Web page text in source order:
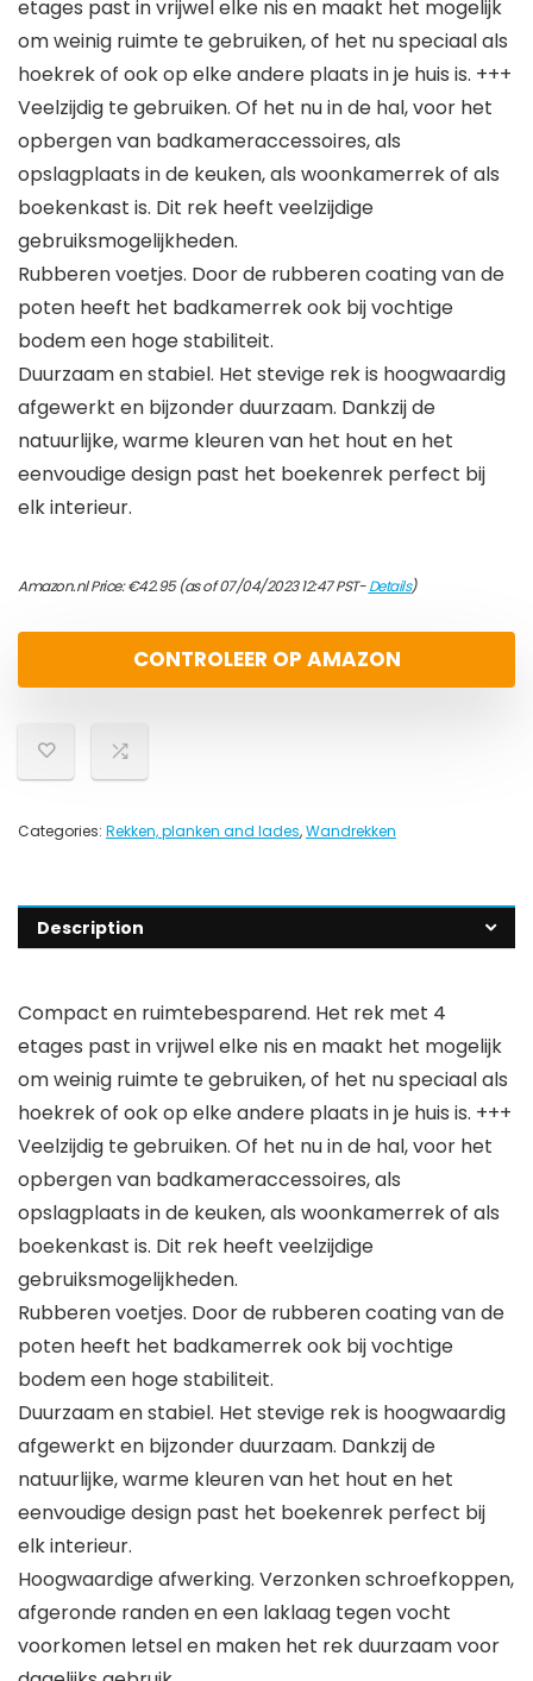
etages past in vrijwel elke nis en maakt het mogelijk
om weinig ruimte te gebruiken, of het nu speciaal als
hoekrek of ook op elke andere plaats in je huis is. +++
Veelzijdig te gebruiken. Of het nu in de hal, voor het
opbergen van badkameraccessoires, als
opslagplaats in de keuken, als woonkamerrek of als
boekenkast is. Dit rek heeft veelzijdige
gebruiksmogelijkheden.
Rubberen voetjes. Door de rubberen coating van de
poten heeft het badkamerrek ook bij vochtige
bodem een hoge stabiliteit.
Duurzaam en stabiel. Het stevige rek is hoogwaardig
afgewerkt en bijzonder duurzaam. Dankzij de
natuurlijke, warme kleuren van het hout en het
eenvoudige design past het boekenrek perfect bij
elk interieur.
Amazon.nl Price:€42.95(as of 07/04/2023 12:47 PST-Details)
CONTROLEER OP AMAZON
Categories: Rekken, planken and lades,Wandrekken
Description
Compact en ruimtebesparend. Het rek met 4
etages past in vrijwel elke nis en maakt het mogelijk
om weinig ruimte te gebruiken, of het nu speciaal als
hoekrek of ook op elke andere plaats in je huis is. +++
Veelzijdig te gebruiken. Of het nu in de hal, voor het
opbergen van badkameraccessoires, als
opslagplaats in de keuken, als woonkamerrek of als
boekenkast is. Dit rek heeft veelzijdige
gebruiksmogelijkheden.
Rubberen voetjes. Door de rubberen coating van de
poten heeft het badkamerrek ook bij vochtige
bodem een hoge stabiliteit.
Duurzaam en stabiel. Het stevige rek is hoogwaardig
afgewerkt en bijzonder duurzaam. Dankzij de
natuurlijke, warme kleuren van het hout en het
eenvoudige design past het boekenrek perfect bij
elk interieur.
Hoogwaardige afwerking. Verzonken schroefkoppen,
afgeronde randen en een laklaag tegen vocht
voorkomen letsel en maken het rek duurzaam voor